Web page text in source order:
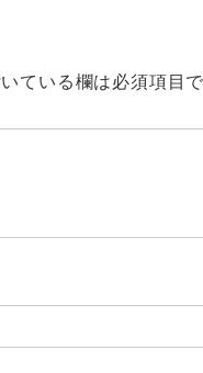
ている欄は必須項目